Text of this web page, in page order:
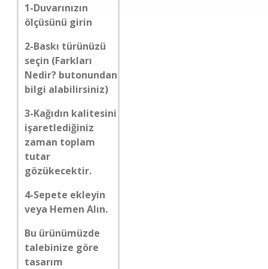
1-Duvarınızın
ölçüsünü girin
2-Baskı türünüzü
seçin (Farkları
Nedir? butonundan
bilgi alabilirsiniz)
3-Kağıdın kalitesini
işaretlediğiniz
zaman toplam
tutar
gözükecektir.
4-Sepete ekleyin
veya Hemen Alın.
Bu ürünümüzde
talebinize göre
tasarım